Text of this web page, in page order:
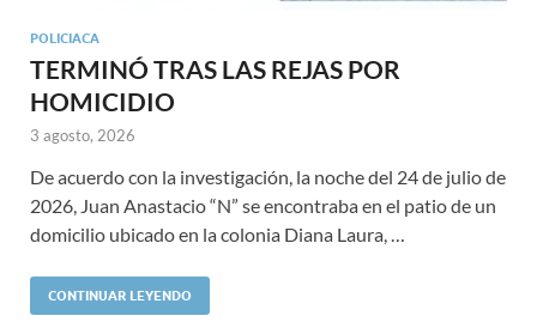
POLICIACA
TERMINÓ TRAS LAS REJAS POR
HOMICIDIO
3 agosto, 2026
De acuerdo con la investigación, la noche del 24 de julio de
2026, Juan Anastacio “N” se encontraba en el patio de un
domicilio ubicado en la colonia Diana Laura, …
CONTINUAR LEYENDO